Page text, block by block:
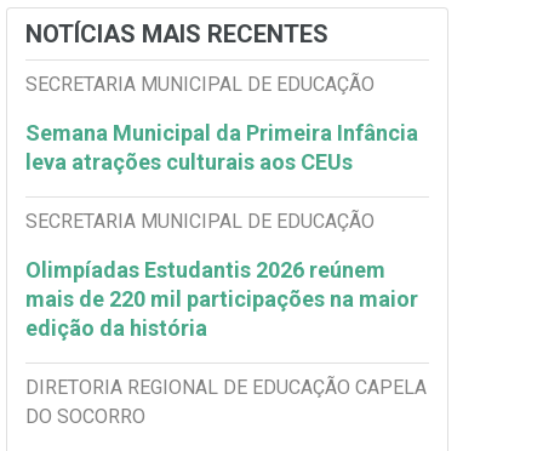
NOTÍCIAS MAIS RECENTES
SECRETARIA MUNICIPAL DE EDUCAÇÃO
Semana Municipal da Primeira Infância
leva atrações culturais aos CEUs
SECRETARIA MUNICIPAL DE EDUCAÇÃO
Olimpíadas Estudantis 2026 reúnem
mais de 220 mil participações na maior
edição da história
DIRETORIA REGIONAL DE EDUCAÇÃO CAPELA
DO SOCORRO